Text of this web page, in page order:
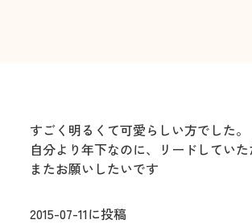
すごく明るくて可愛らしい方でした。
自分より年下なのに、リードしていた
またお願いしたいです
2015-07-11に投稿